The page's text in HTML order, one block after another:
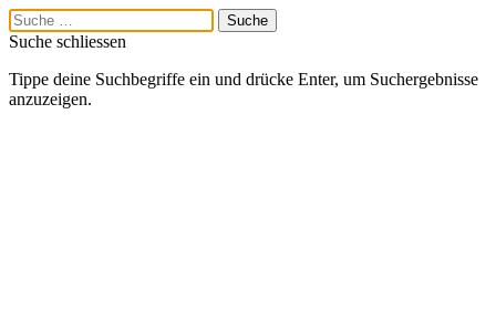
Suche schliessen
Tippe deine Suchbegriffe ein und drücke Enter, um Suchergebnisse
anzuzeigen.